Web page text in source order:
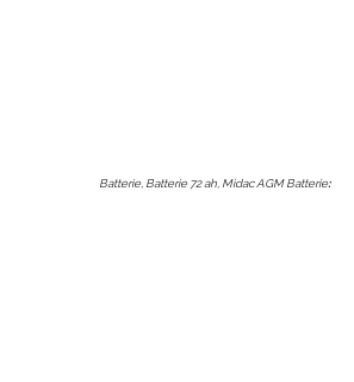
Batterie, Batterie 72 ah, Midac AGM Batterie: